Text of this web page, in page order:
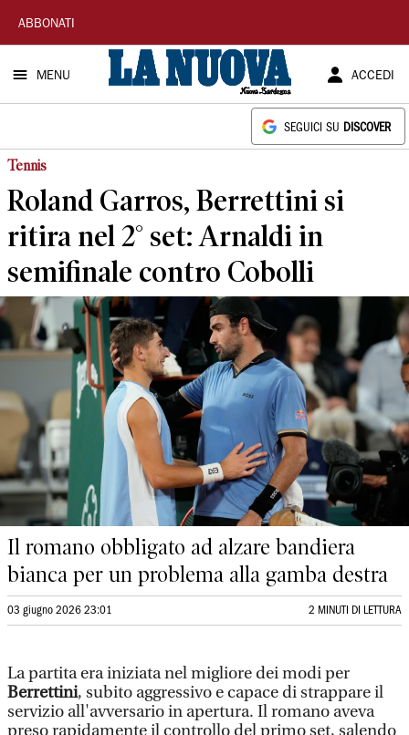
La
Nuova
Sardegna
ABBONATI
MENU ACCEDI
SEGUICI SU DISCOVER
Tennis
Roland Garros, Berrettini si
ritira nel 2° set: Arnaldi in
semifinale contro Cobolli
Il romano obbligato ad alzare bandiera
bianca per un problema alla gamba destra
03 giugno 2026 23:01 2 MINUTI DI LETTURA
La partita era iniziata nel migliore dei modi per
Berrettini, subito aggressivo e capace di strappare il
servizio all'avversario in apertura. Il romano aveva
preso rapidamente il controllo del primo set, salendo